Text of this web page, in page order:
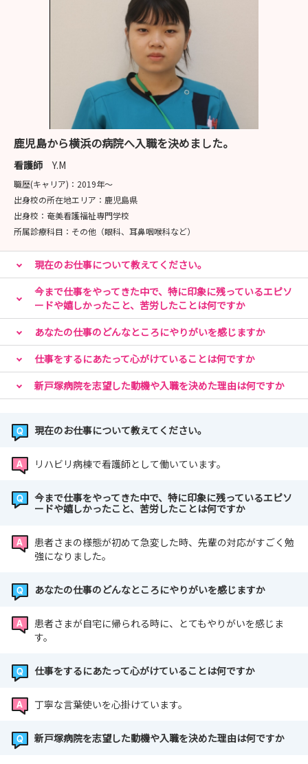
開催場所：イムス横浜東戸塚総合リハビリテーション病院
開催日程：インターンシップ予約ページをご確認ください
（8月末までの日程公開中！）
時間：9:30～15:00頃まで
内容：就業体験・病院紹介・教育体制の説明・施設見学・
質疑応答など
★お申込みはマイナビ看護学生 説明会予約ページよりお
待ちしております！
■病院見学会
開催場所：イムス横浜東戸塚総合リハビリテーション病院
開催日程：病院見学会予約ページをご確認ください（8月
末までの日程公開中！）
時間：午前の部 10:00~12:00頃まで
午後の部 14:00~16:00頃まで
内容：病院紹介、教育体制の説明、施設見学、質疑応答な
ど
※「こんなこと知りたい！」とリクエストも可能！
★お申込みはマイナビ看護学生 説明会予約ページよりお
待ちしております！
鹿児島から横浜の病院へ入職を決めました。
看護師 Y.M
職歴(キャリア)： 2019年〜
出身校の所在地エリア： 鹿児島県
出身校： 奄美看護福祉専門学校
所属診療科目： その他（眼科、耳鼻咽喉科など）
現在のお仕事について教えてください。
今まで仕事をやってきた中で、特に印象に残っているエピソ
ードや嬉しかったこと、苦労したことは何ですか
あなたの仕事のどんなところにやりがいを感じますか
仕事をするにあたって心がけていることは何ですか
新戸塚病院を志望した動機や入職を決めた理由は何ですか
現在のお仕事について教えてください。
リハビリ病棟で看護師として働いています。
今まで仕事をやってきた中で、特に印象に残っているエピソ
ードや嬉しかったこと、苦労したことは何ですか
患者さまの様態が初めて急変した時、先輩の対応がすごく勉
強になりました。
あなたの仕事のどんなところにやりがいを感じますか
患者さまが自宅に帰られる時に、とてもやりがいを感じま
す。
仕事をするにあたって心がけていることは何ですか
丁寧な言葉使いを心掛けています。
新戸塚病院を志望した動機や入職を決めた理由は何ですか